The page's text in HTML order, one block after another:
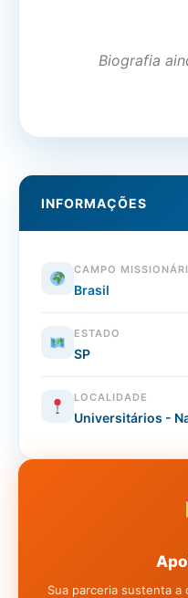
Biografia
INFORMAÇÕES
CAMPO
Brasil
ESTADO
SP
LOCALIDADE
Universitários -
Sua parceria sustenta